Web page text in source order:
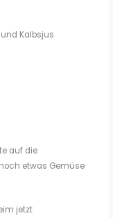
Kalbsjus
auf die
etwas Gemüse
jetzt